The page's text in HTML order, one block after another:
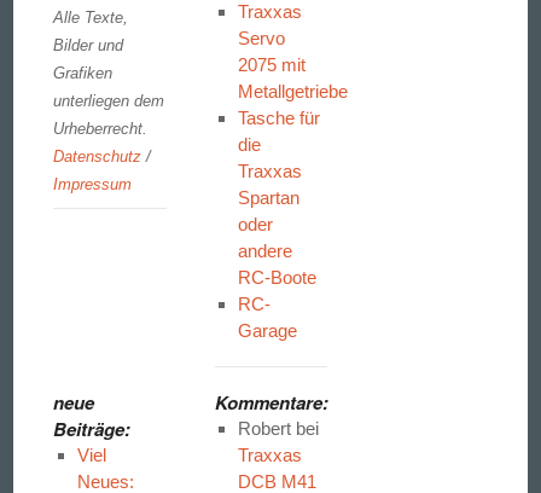
Alle Texte,
Bilder und
Grafiken
unterliegen dem
Urheberrecht.
Datenschutz /
Impressum
Traxxas
Servo
2075 mit
Metallgetriebe
Tasche für
die
Traxxas
Spartan
oder
andere
RC-Boote
RC-
Garage
neue
Beiträge:
Viel
Neues:
Kommentare:
Robert bei
Traxxas
DCB M41